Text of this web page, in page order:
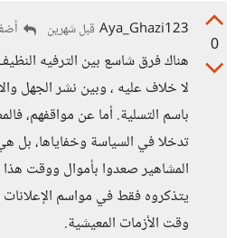
0
Aya_Ghazi123 قبل شهرين
هناك فرق شاسع بين الترفيه
لا خلاف عليه ، وبين نشر الجهل
باسم التسلية. أما عن مواقفهم،
تدخلا في السياسة وخفاياها، بل
المشاهير صعدوا بأموال ووقت هذا
يتذكروه فقط في مواسم الإعلانات
وقت الأزمات المعيشية.